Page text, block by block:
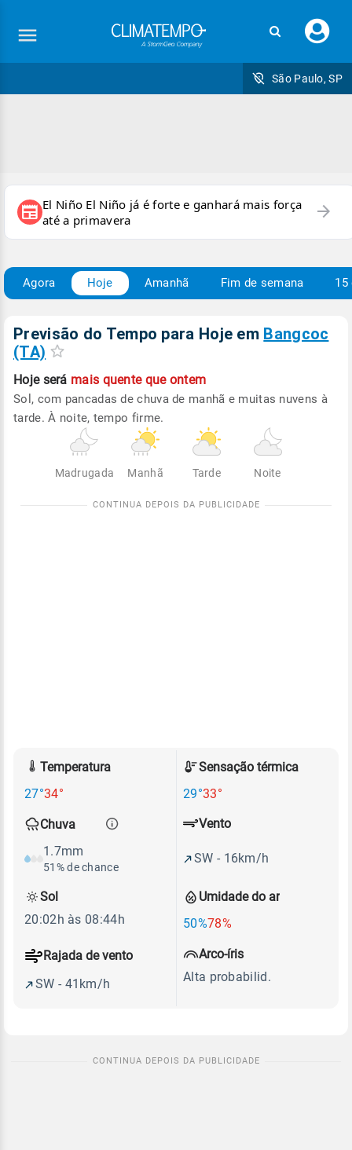
seu
São Paulo, SP
newspaper El Niño El Niño já é forte e ganhará mais força
até a primavera
arrow_forward
Agora Hoje Amanhã Fim de semana 15
Previsão do Tempo para Hoje em Bangcoc
(TA)
Hoje será mais quente que ontem
Sol, com pancadas de chuva de manhã e muitas nuvens à
tarde. À noite, tempo firme.
Madrugada Manhã Tarde Noite
Temperatura
27°34°
Sensação térmica
29°33°
Chuva
1.7mm
51% de chance
Umidade do ar
50%78%
Vento
SW - 16km/h
Rajada de vento
SW - 41km/h
Sol
20:02h às 08:44h
Arco-íris
Alta probabilid.